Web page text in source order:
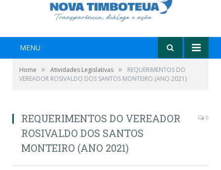
MENU
Home » Atividades Legislativas »
REQUERIMENTOS DO
VEREADOR ROSIVALDO DOS SANTOS MONTEIRO (ANO 2021)
REQUERIMENTOS DO VEREADOR
ROSIVALDO DOS SANTOS
MONTEIRO (ANO 2021)
0